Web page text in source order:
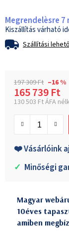
Megrendelèsre 7
Szállítási
197 309 Ft –16 %
165 739 Ft
130 503 Ft ÁFA
❤️ Vásárlóink
✓ Minőségi
Magyar
10éves
amiben